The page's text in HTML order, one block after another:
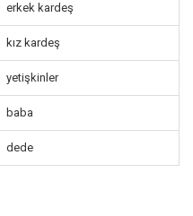
erkek kardeş
kız kardeş
yetişkinler
baba
dede